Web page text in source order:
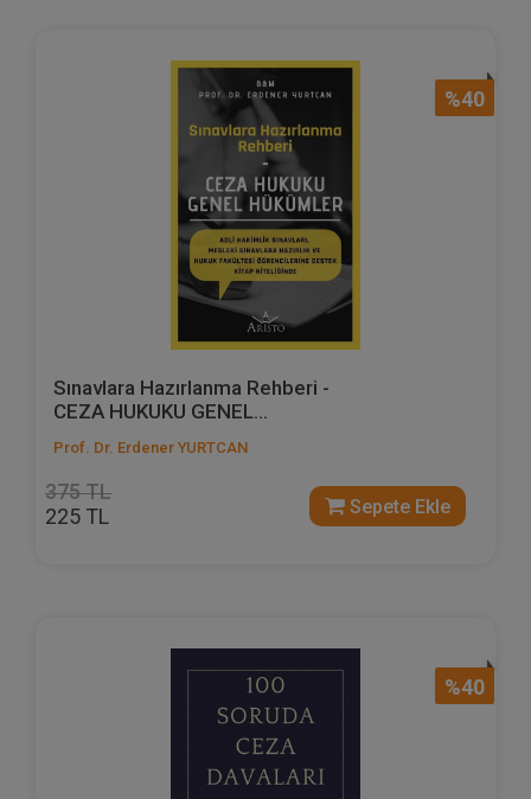
%40
Sınavlara Hazırlanma Rehberi -
CEZA HUKUKU GENEL...
Prof. Dr. Erdener YURTCAN
375 TL
225 TL Sepete Ekle
%40